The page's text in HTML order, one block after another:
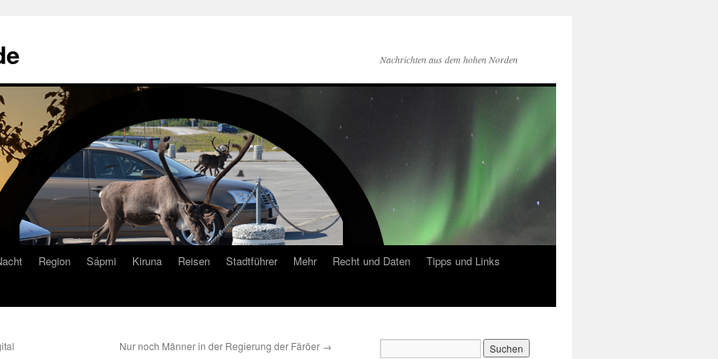
Nachrichten aus dem hohen Norden
Region Sápmi Kiruna Reisen Stadtführer Mehr Recht und Daten
Tipps und Links
Nur noch Männer in der Regierung der Färöer →